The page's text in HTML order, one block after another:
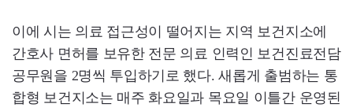
이에 시는 의료 접근성이 떨어지는 지역 보건지소에
간호사 면허를 보유한 전문 의료 인력인 보건진료전담
공무원을 2명씩 투입하기로 했다. 새롭게 출범하는 통
합형 보건지소는 매주 화요일과 목요일 이틀간 운영된